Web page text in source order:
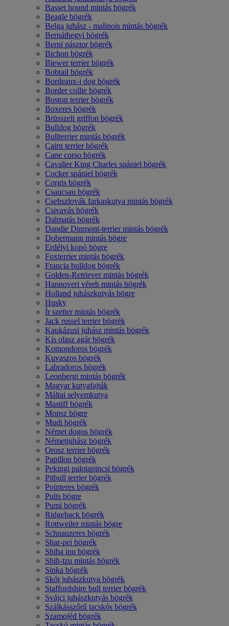
Basset hound mintás bögrék
Beagle bögrék
Belga juhász - malinois mintás bögrék
Bernáthegyi bögrék
Berni pásztor bögrék
Bichon bögrék
Biewer terrier bögrék
Bobtail bögrék
Bordeaux-i dog bögrék
Border collie bögrék
Boston terrier bögrék
Boxeres bögrék
Brüsszeli griffon bögrék
Bulldog bögrék
Bullterrier mintás bögrék
Cairn terrier bögrék
Cane corso bögrék
Cavalier King Charles spániel bögrék
Cocker spániel bögrék
Corgis bögrék
Csaucsau bögrék
Csehszlovák farkaskutya mintás bögrék
Csivavás bögrék
Dalmatás bögrék
Dandie Dinmont-terrier mintás bögrék
Dobermann mintás bögre
Erdélyi kopó bögre
Foxterrier mintás bögrék
Francia bulldog bögrék
Golden-Retriever mintás bögrék
Hannoveri véreb mintás bögrék
Holland juhászkutyás bögre
Husky
Ír szetter mintás bögrék
Jack russel terrier bögrék
Kaukázusi juhász mintás bögrék
Kis olasz agár bögrék
Komondoros bögrék
Kuvaszos bögrék
Labradoros bögrék
Leonbergi mintás bögrék
Magyar kutyafajták
Máltai selyemkutya
Mastiff bögrék
Mopsz bögre
Mudi bögrék
Német dogos bögrék
Németjuhász bögrék
Orosz terrier bögrék
Papillon bögrék
Pekingi palotapincsi bögrék
Pitbull terrier bögrék
Pointeres bögrék
Pulis bögre
Pumi bögrék
Ridgeback bögrék
Rottweiler mintás bögre
Schnauzeres bögrék
Shar-pei bögrék
Shiba inu bögrék
Shih-tzu mintás bögrék
Sinka bögrék
Skót juhászkutya bögrék
Staffordshire bull terrier bögrék
Svájci juhászkutyás bögrék
Szálkásszőrű tacskós bögrék
Szamojéd bögrék